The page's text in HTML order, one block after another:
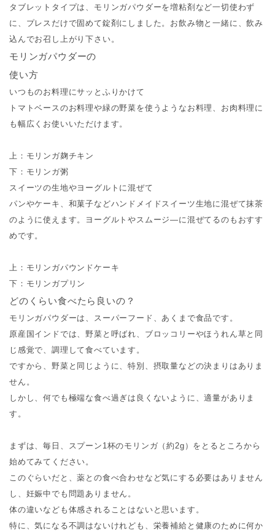
タブレットタイプは、モリンガパウダーを増粘剤など一切使わず
に、プレスだけで固めて錠剤にしました。お飲み物と一緒に、飲み
込んでお召し上がり下さい。
モリンガパウダーの
使い方
いつものお料理にサッとふりかけて
トマトベースのお料理や緑の野菜を使うようなお料理、お肉料理に
も幅広くお使いいただけます。
上：モリンガ麹チキン
下：モリンガ粥
スイーツの生地やヨーグルトに混ぜて
パンやケーキ、和菓子などハンドメイドスイーツ生地に混ぜて抹茶
のように使えます。ヨーグルトやスムージ—に混ぜてるのもおすす
めです。
上：モリンガパウンドケーキ
下：モリンガプリン
どのくらい食べたら良いの？
モリンガパウダーは、スーパーフード、あくまで食品です。
原産国インドでは、野菜と呼ばれ、ブロッコリーやほうれん草と同
じ感覚で、調理して食べています。
ですから、野菜と同じように、特別、摂取量などの決まりはありま
せん。
しかし、何でも極端な食べ過ぎは良くないように、適量がありま
す。
まずは、毎日、スプーン1杯のモリンガ（約2g）をとるところから
始めてみてください。
このぐらいだと、薬との食べ合わせなど気にする必要はありません
し、妊娠中でも問題ありません。
体の違いなども体感されることはないと思います。
特に、気になる不調はないけれども、栄養補給と健康のために何か